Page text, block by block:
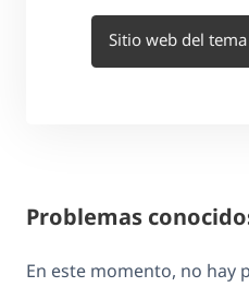
Sitio web del tema
Problemas
En este momento, no hay